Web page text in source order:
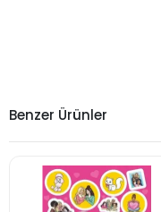
Benzer Ürünler